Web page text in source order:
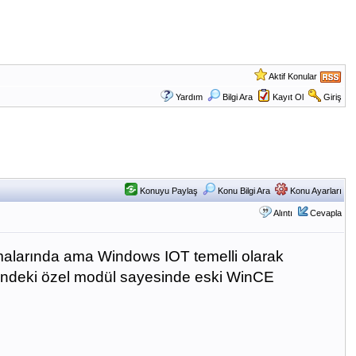
Aktif Konular
Yardım Bilgi Ara Kayıt Ol Giriş
Konuyu Paylaş Konu Bilgi Ara Konu Ayarları
Alıntı Cevapla
ama Windows IOT temelli olarak
özel modül sayesinde eski WinCE